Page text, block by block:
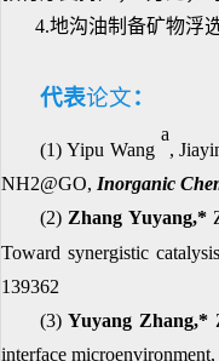
4.地沟油制备矿物浮
代表论文：
(1) Yipu Wang
a
,
NH2@GO, Inorganic
(2) Zhang Yuyang,*
Toward synergistic
139362
(3)Yuyang Zhang,*
interface microenvironment,